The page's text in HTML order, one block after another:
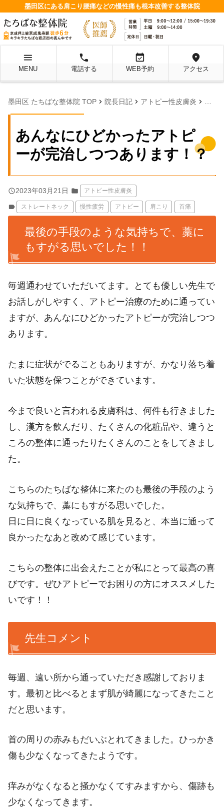
墨田区にある肩こり腰痛などの慢性痛も根本改善する整体院
menu
MENU
local_phone
電話する
event_available
WEB予約
location_on
アクセス
墨田区 たちばな整体院 TOP chevron_right 院長日記 chevron_right アトピー性皮膚炎 chevron_right
あんなにひどかったアトピ
ーが完治しつつあります！？
query_builder2023年03月21日 folder アトピー性皮膚炎
label ストレートネック 慢性疲労 アトピー 肩こり 首痛
最後の手段のような気持ちで、藁に
もすがる思いでした！！
毎週通わせていただいてます。とても優しい先生で
お話しがしやすく、アトピー治療のために通ってい
ますが、あんなにひどかったアトピーが完治しつつ
あります。
たまに症状がでることもありますが、かなり落ち着
いた状態を保つことができています。
今まで良いと言われる皮膚科は、何件も行きました
し、漢方を飲んだり、たくさんの化粧品や、違うと
ころの整体に通ったりたくさんのことをしてきまし
た。
こちらのたちばな整体に来たのも最後の手段のよう
な気持ちで、藁にもすがる思いでした。
日に日に良くなっている肌を見ると、本当に通って
良かったなあと改めて感じています。
こちらの整体に出会えたことが私にとって最高の喜
びです。ぜひアトピーでお困りの方にオススメした
いです！！
先生コメント
毎週、遠い所から通っていただき感謝しておりま
す。最初と比べるとまず肌が綺麗になってきたこと
だと思います。
首の周りの赤みもだいぶとれてきました。ひっかき
傷も少なくなってきたようです。
痒みがなくなると掻かなくてすみますから、傷跡も
少なくなってきます。